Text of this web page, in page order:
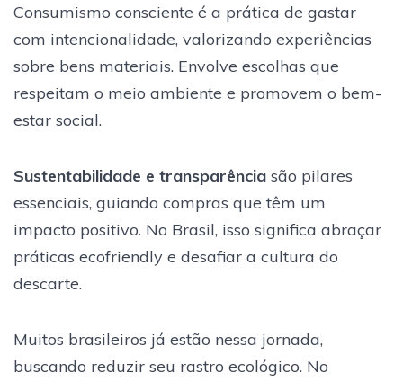
Consumismo consciente é a prática de gastar
com intencionalidade, valorizando experiências
sobre bens materiais. Envolve escolhas que
respeitam o meio ambiente e promovem o bem-
estar social.
Sustentabilidade e transparência são pilares
essenciais, guiando compras que têm um
impacto positivo. No Brasil, isso significa abraçar
práticas ecofriendly e desafiar a cultura do
descarte.
Muitos brasileiros já estão nessa jornada,
buscando reduzir seu rastro ecológico. No